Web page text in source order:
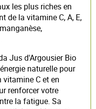
les plus riches en
de la vitamine C, A, E,
Jus d'Argousier Bio
naturelle pour
vitamine C et en
renforcer votre
la fatigue. Sa